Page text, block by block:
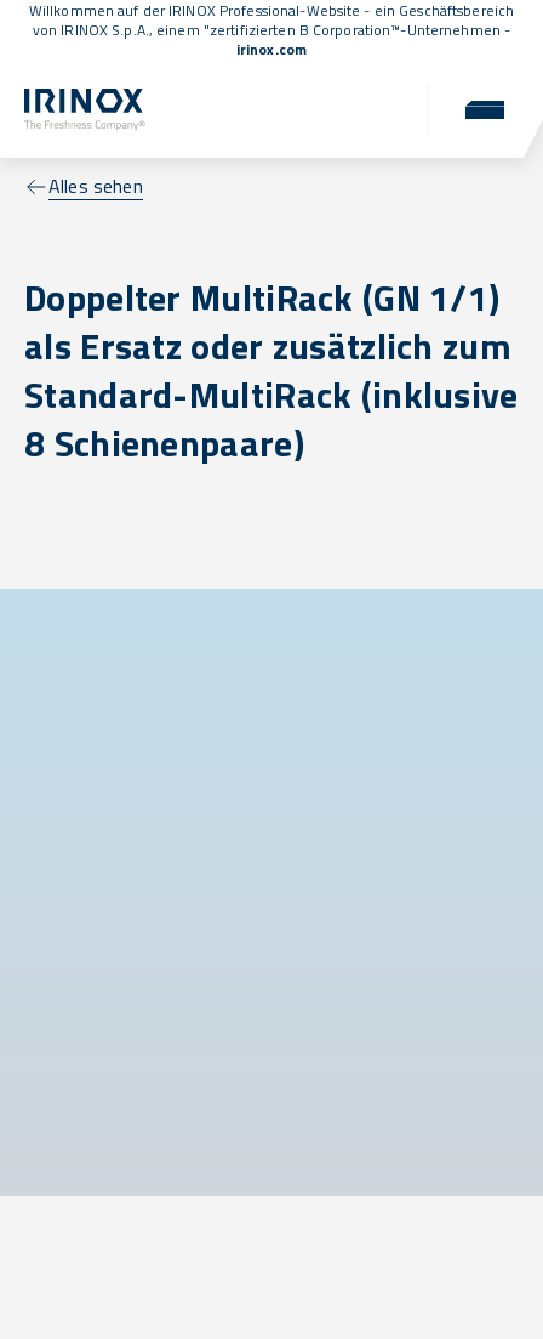
Willkommen auf der IRINOX Professional-Website - ein Geschäftsbereich
von IRINOX S.p.A., einem "zertifizierten B Corporation™-Unternehmen -
irinox.com
Alles sehen
Doppelter MultiRack (GN 1/1)
als Ersatz oder zusätzlich zum
Standard-MultiRack (inklusive
8 Schienenpaare)